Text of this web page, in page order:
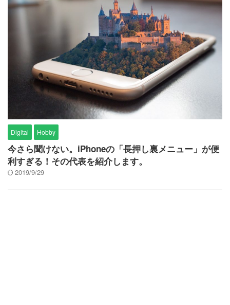
Digital Hobby
今さら聞けない。iPhoneの「長押し裏メニュー」が便
利すぎる！その代表を紹介します。
2019/9/29